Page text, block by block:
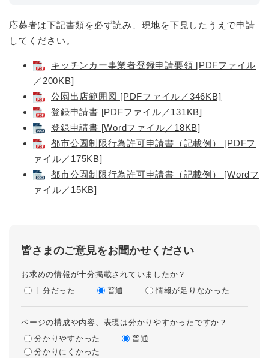
応募者は下記書類を必ず読み、現地を下見したうえで申請
してください。
キッチンカー事業者登録申請要領 [PDFファイル
／200KB]
公園出店範囲図 [PDFファイル／346KB]
登録申請書 [PDFファイル／131KB]
登録申請書 [Wordファイル／18KB]
都市公園制限行為許可申請書（記載例） [PDFフ
ァイル／175KB]
都市公園制限行為許可申請書（記載例） [Wordフ
ァイル／15KB]
皆さまのご意見をお聞かせください
お求めの情報が十分掲載されていましたか？
十分だった
普通 情報が足りなかった
ページの構成や内容、表現は分かりやすかったですか？
分かりやすかった
普通
分かりにくかった